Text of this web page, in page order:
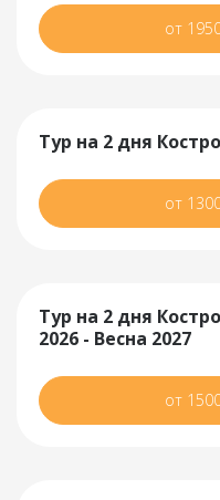
от
Тур на 2 дня
от
Тур на 2 дня
2026 - Весна 2027
от